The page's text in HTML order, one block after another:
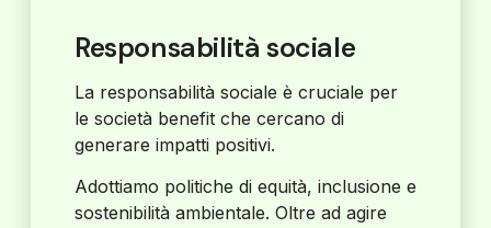
Responsabilità sociale
La responsabilità sociale è cruciale per
le società benefit che cercano di
generare impatti positivi.
Adottiamo politiche di equità, inclusione e
sostenibilità ambientale. Oltre ad agire